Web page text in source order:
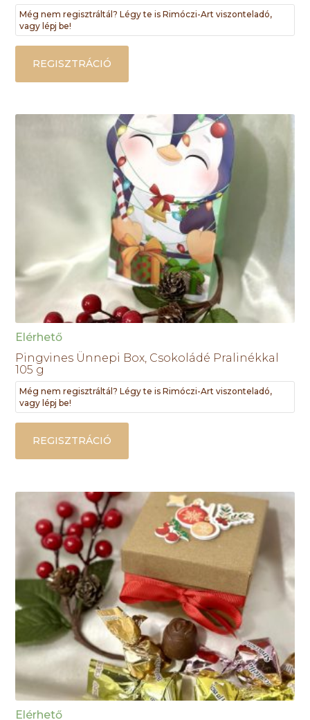
Még nem regisztráltál? Légy te is Rimóczi-Art viszonteladó,
vagy lépj be!
REGISZTRÁCIÓ
Elérhető
Pingvines Ünnepi Box, Csokoládé Pralinékkal
105 g
Még nem regisztráltál? Légy te is Rimóczi-Art viszonteladó,
vagy lépj be!
REGISZTRÁCIÓ
Elérhető